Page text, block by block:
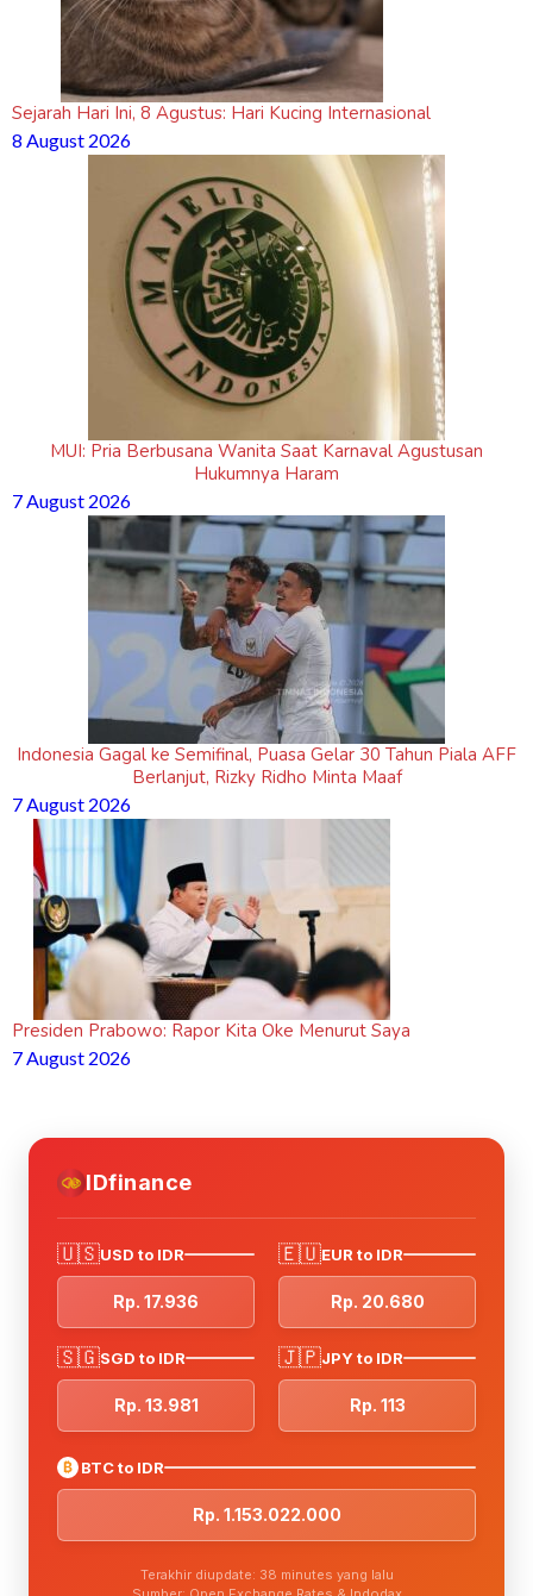
Sejarah Hari Ini, 8 Agustus: Hari Kucing Internasional
8 August 2026
MUI: Pria Berbusana Wanita Saat Karnaval Agustusan
Hukumnya Haram
7 August 2026
Indonesia Gagal ke Semifinal, Puasa Gelar 30 Tahun Piala AFF
Berlanjut, Rizky Ridho Minta Maaf
7 August 2026
Presiden Prabowo: Rapor Kita Oke Menurut Saya
7 August 2026
IDfinance
🇺🇸USD to IDR
Rp. 17.936
🇪🇺EUR to IDR
Rp. 20.680
🇸🇬SGD to IDR
Rp. 13.981
🇯🇵JPY to IDR
Rp. 113
₿ BTC to IDR
Rp. 1.153.022.000
Terakhir diupdate: 38 minutes yang lalu